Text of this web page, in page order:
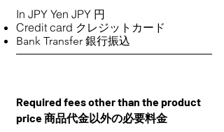
In JPY Yen JPY 円
Credit card クレジットカード
Bank Transfer 銀行振込
Required fees other than the product
price 商品代金以外の必要料金